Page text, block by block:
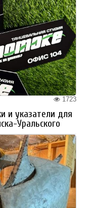
1723
и указатели для
Уральского